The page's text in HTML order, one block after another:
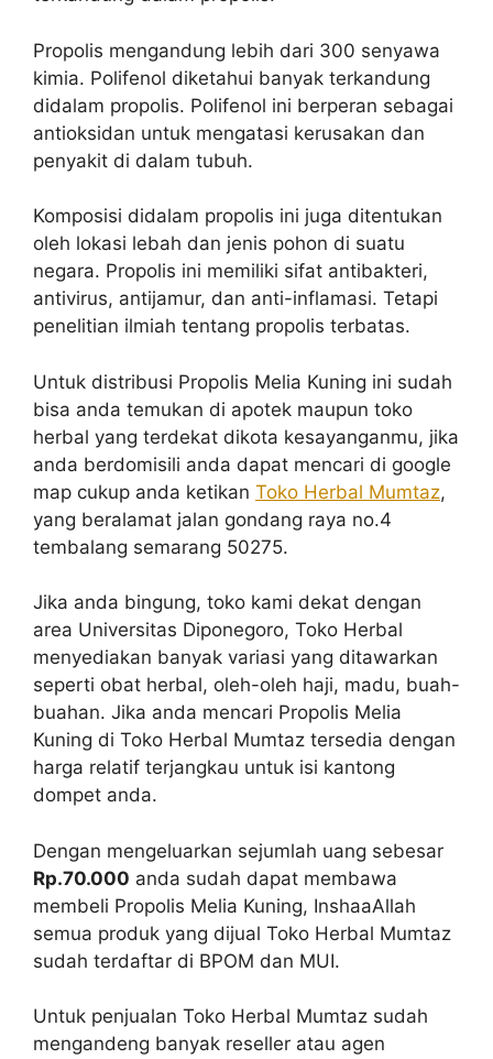
Propolis mengandung lebih dari 300 senyawa
kimia. Polifenol diketahui banyak terkandung
didalam propolis. Polifenol ini berperan sebagai
antioksidan untuk mengatasi kerusakan dan
penyakit di dalam tubuh.
Komposisi didalam propolis ini juga ditentukan
oleh lokasi lebah dan jenis pohon di suatu
negara. Propolis ini memiliki sifat antibakteri,
antivirus, antijamur, dan anti-inflamasi. Tetapi
penelitian ilmiah tentang propolis terbatas.
Untuk distribusi Propolis Melia Kuning ini sudah
bisa anda temukan di apotek maupun toko
herbal yang terdekat dikota kesayanganmu, jika
anda berdomisili anda dapat mencari di google
map cukup anda ketikan Toko Herbal Mumtaz,
yang beralamat jalan gondang raya no.4
tembalang semarang 50275.
Jika anda bingung, toko kami dekat dengan
area Universitas Diponegoro, Toko Herbal
menyediakan banyak variasi yang ditawarkan
seperti obat herbal, oleh-oleh haji, madu, buah-
buahan. Jika anda mencari Propolis Melia
Kuning di Toko Herbal Mumtaz tersedia dengan
harga relatif terjangkau untuk isi kantong
dompet anda.
Dengan mengeluarkan sejumlah uang sebesar
Rp.70.000 anda sudah dapat membawa
membeli Propolis Melia Kuning, InshaaAllah
semua produk yang dijual Toko Herbal Mumtaz
sudah terdaftar di BPOM dan MUI.
Untuk penjualan Toko Herbal Mumtaz sudah
mengandeng banyak reseller atau agen